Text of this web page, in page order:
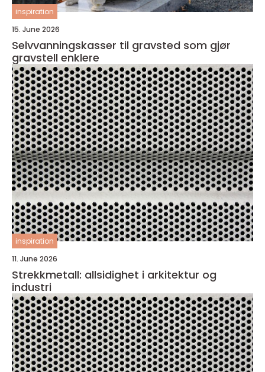
inspiration
15. June 2026
Selvvanningskasser til gravsted som gjør
gravstell enklere
inspiration
11. June 2026
Strekkmetall: allsidighet i arkitektur og
industri